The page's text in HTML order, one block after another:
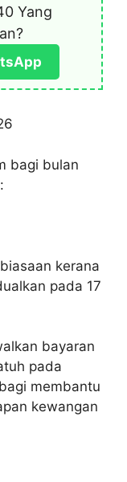
Yang
bagi bulan
kerana
pada 17
bayaran
pada
membantu
kewangan